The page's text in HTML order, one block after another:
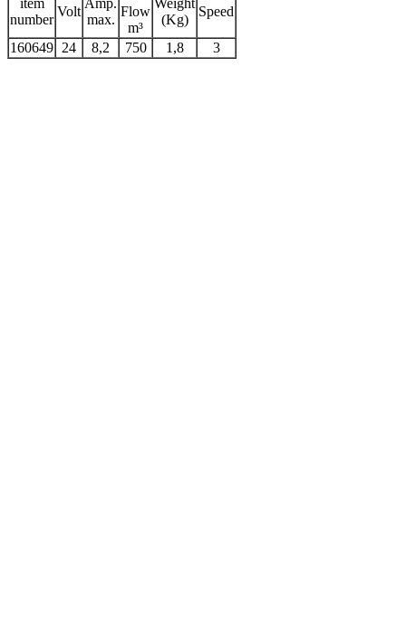
item
number
Volt
Amp.
max.
Flow
m³
Weight
(Kg)
Speed
160649 24 8,2 750 1,8 3